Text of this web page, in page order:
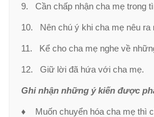
9. Cần chấp nhận cha mẹ trong
10. Nên chú ý khi cha mẹ nêu ra
11. Kể cho cha mẹ nghe về
12. Giữ lời đã hứa với cha mẹ.
Ghi nhận những ý kiến được
♦ Muốn chuyển hóa cha mẹ thì